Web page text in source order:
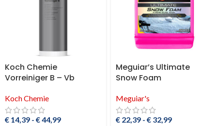
Koch Chemie
Vorreiniger B – Vb
Koch Chemie
€ 14,39 - €44,99
Meguiar’s Ultimate
Snow Foam
Meguiar's
€ 22,39 - € 32,99